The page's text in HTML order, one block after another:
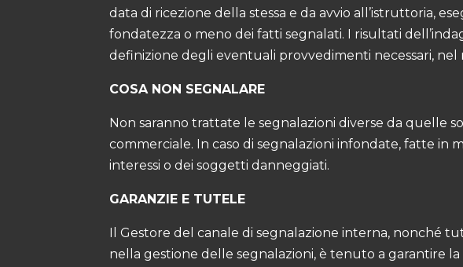
data di ricezione della stessa e da avvio all’istruttoria,
fondatezza o meno dei fatti segnalati. I risultati
definizione degli eventuali provvedimenti necessari,
COSA NON SEGNALARE
Non saranno trattate le segnalazioni diverse da quelle
commerciale. In caso di segnalazioni infondate, fatte in
interessi o dei soggetti danneggiati.
GARANZIE E TUTELE
Il Gestore del canale di segnalazione interna, nonché
nella gestione delle segnalazioni, è tenuto a garantire